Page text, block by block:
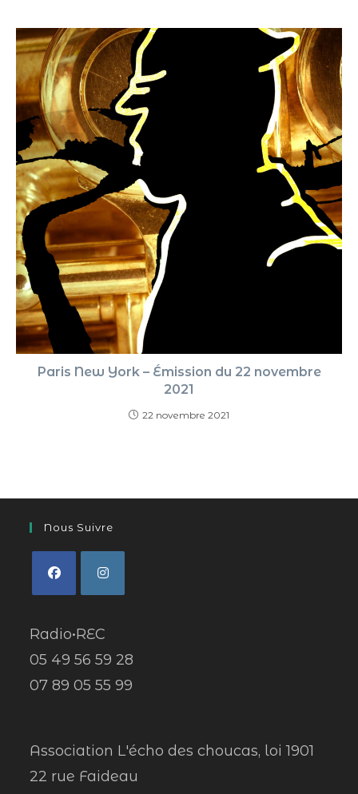
Paris New York – Émission du 22 novembre
2021
22 novembre 2021
Nous Suivre
Radio•REC
05 49 56 59 28
07 89 05 55 99
Association L'écho des choucas, loi 1901
22 rue Faideau